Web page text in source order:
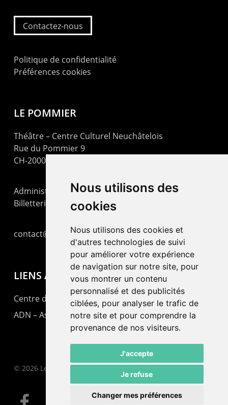
Nous utilisons des
cookies
Nous utilisons des cookies et
d'autres technologies de suivi
pour améliorer votre expérience
de navigation sur notre site, pour
vous montrer un contenu
personnalisé et des publicités
ciblées, pour analyser le trafic de
notre site et pour comprendre la
provenance de nos visiteurs.
J'accepte
Je refuse
Changer mes préférences
Contactez-nous
Politique de confidentialité
Préférences cookies
LE POMMIER
Théâtre – Centre Culturel Neuchâtelois
Rue du Pommier 9
CH-2000 Neuchâtel
Administration : +41 32 725 03 03
Billetterie : +41 32 725 05 05
contact@lepommier.ch
LIENS AMIS
Centre de culture ABC
ADN – Association Danse Neuchâtel
© 2026 Le Pommier.
facebook email